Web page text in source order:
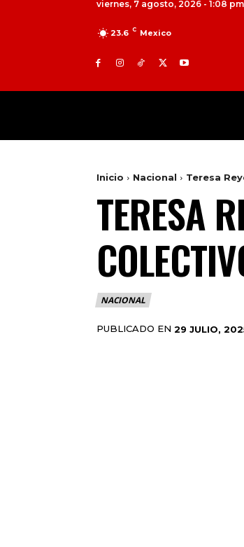
viernes, 7 agosto, 2026 - 1:08 pm
23.6 C Mexico
TOLUCA 98.9 FM |
Inicio Nacional Teresa
TERESA
NACIONAL
PUBLICADO EN 29 JULIO,